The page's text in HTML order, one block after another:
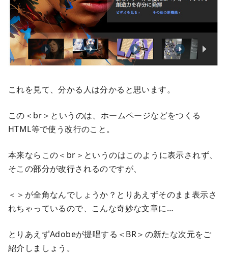
これを見て、分かる人は分かると思います。
この＜br＞というのは、ホームページなどをつくる
HTML等で使う改行のこと。
本来ならこの＜br＞というのはこのように表示されず、
そこの部分が改行されるのですが、
＜＞が全角なんでしょうか？とりあえずそのまま表示さ
れちゃっているので、こんな奇妙な文章に…
とりあえずAdobeが提唱する＜BR＞の新たな次元をご
紹介しましょう。